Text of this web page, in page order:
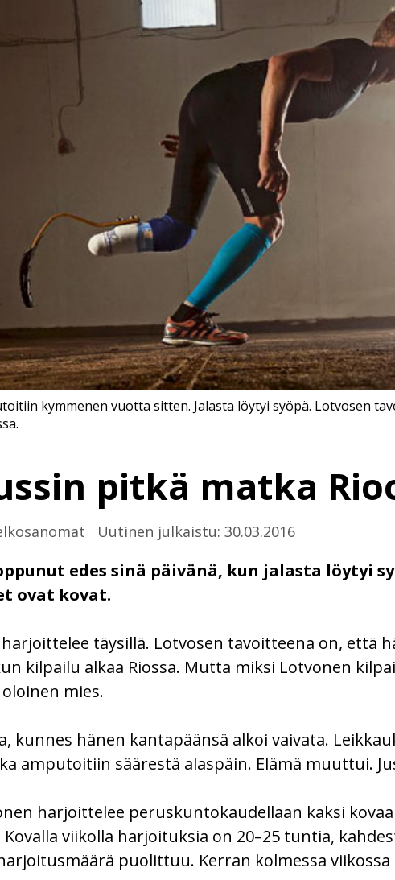
pitkä matka
Uutinen julkaistu: 30.03.2016
edes sinä päivänä, kun jalasta löytyi
ovat kovat.
kymmenen vuotta sitten. Jalasta löytyi syöpä. Lotvosen
täysillä. Lotvosen tavoitteena on, että
kilpailu alkaa Riossa. Mutta miksi Lotvonen
mies.
kunnes hänen kantapäänsä alkoi vaivata.
amputoitiin säärestä alaspäin. Elämä muuttui.
harjoittelee peruskuntokaudellaan kaksi
viikolla harjoituksia on 20–25 tuntia,
puolittuu. Kerran kolmessa viikossa